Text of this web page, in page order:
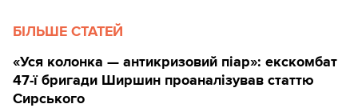
БІЛЬШЕ СТАТЕЙ
«Уся колонка — антикризовий піар»: екскомбат
47-ї бригади Ширшин проаналізував статтю
Сирського